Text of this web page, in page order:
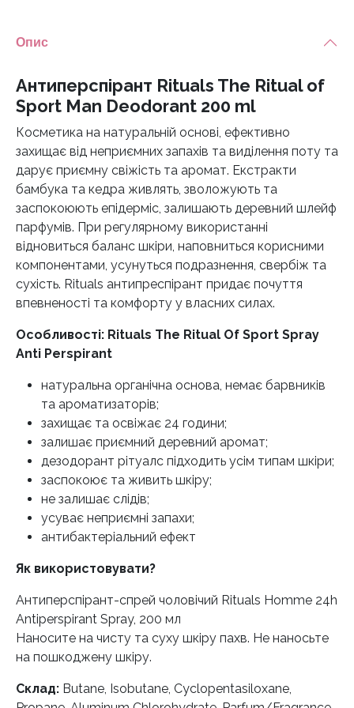
Опис
Антиперспірант Rituals The Ritual of
Sport Man Deodorant 200 ml
Косметика на натуральній основі, ефективно
захищає від неприємних запахів та виділення поту та
дарує приємну свіжість та аромат. Екстракти
бамбука та кедра живлять, зволожують та
заспокоюють епідерміс, залишають деревний шлейф
парфумів. При регулярному використанні
відновиться баланс шкіри, наповниться корисними
компонентами, усунуться подразнення, свербіж та
сухість. Rituals антипреспірант придає почуття
впевненості та комфорту у власних силах.
Особливості: Rituals The Ritual Of Sport Spray
Anti Perspirant
натуральна органічна основа, немає барвників
та ароматизаторів;
захищає та освіжає 24 години;
залишає приємний деревний аромат;
дезодорант рітуалс підходить усім типам шкіри;
заспокоює та живить шкіру;
не залишає слідів;
усуває неприємні запахи;
антибактеріальний ефект
Як використовувати?
Антиперспірант-спрей чоловічий Rituals Homme 24h
Antiperspirant Spray, 200 мл
Наносите на чисту та суху шкіру пахв. Не наносьте
на пошкоджену шкіру.
Склад: Butane, Isobutane, Cyclopentasiloxane,